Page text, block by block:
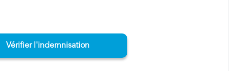
Vérifier l'indemnisation